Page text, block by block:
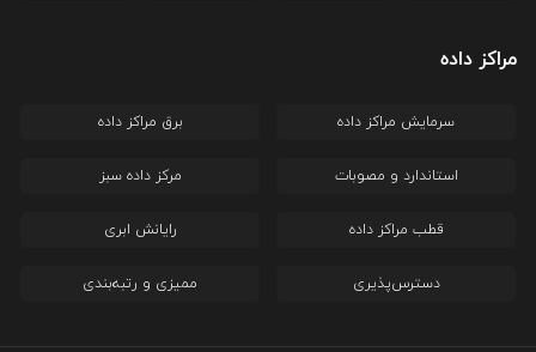
مراکز داده
سرمایش مراکز داده برق مراکز داده
استاندارد و مصوبات مرکز داده سبز
قطب مراکز داده رایانش ابری
دسترس‌پذیری ممیزی و رتبه‌بندی